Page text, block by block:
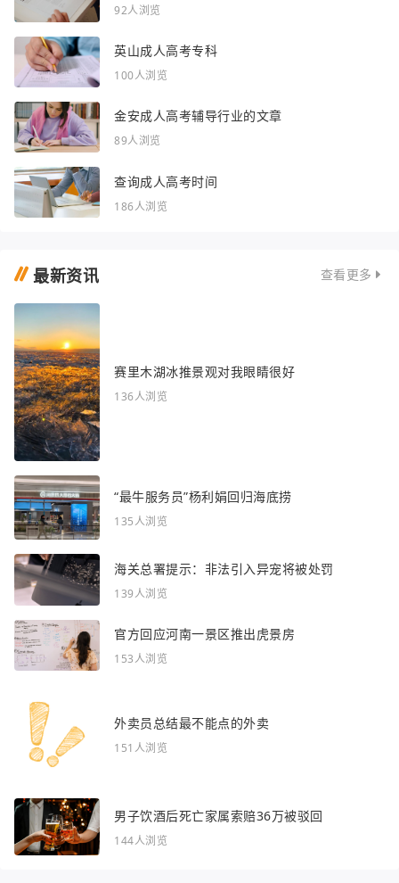
92人浏览
英山成人高考专科
100人浏览
金安成人高考辅导行业的文章
89人浏览
查询成人高考时间
186人浏览
最新资讯 查看更多
赛里木湖冰推景观对我眼睛很好
136人浏览
“最牛服务员”杨利娟回归海底捞
135人浏览
海关总署提示：非法引入异宠将被处罚
139人浏览
官方回应河南一景区推出虎景房
153人浏览
外卖员总结最不能点的外卖
151人浏览
男子饮酒后死亡家属索赔36万被驳回
144人浏览